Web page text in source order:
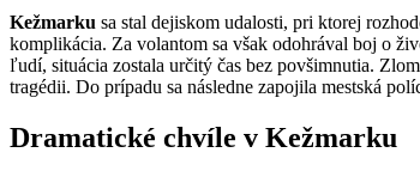
Kežmarku sa stal dejiskom udalosti, pri ktorej
komplikácia. Za volantom sa však odohrával boj o
ľudí, situácia zostala určitý čas bez povšimnutia.
tragédii. Do prípadu sa následne zapojila mestská
Dramatické chvíle v Kežmarku